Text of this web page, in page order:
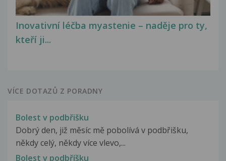
Inovativní léčba myastenie – naděje pro ty,
kteří ji...
VÍCE DOTAZŮ Z PORADNY
Bolest v podbřišku
Dobrý den, již měsíc mě pobolívá v podbřišku,
někdy celý, někdy více vlevo,...
Bolest v podbříšku